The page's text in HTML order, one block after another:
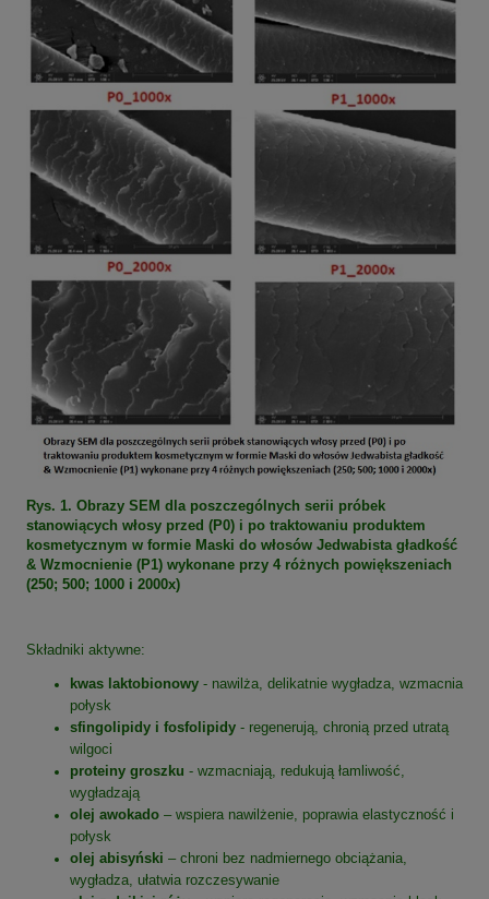
Rys. 1. Obrazy SEM dla poszczególnych serii próbek
stanowiących włosy przed (P0) i po traktowaniu produktem
kosmetycznym w formie Maski do włosów Jedwabista gładkość
& Wzmocnienie (P1) wykonane przy 4 różnych powiększeniach
(250; 500; 1000 i 2000x)
Składniki aktywne:
kwas laktobionowy - nawilża, delikatnie wygładza, wzmacnia
połysk
sfingolipidy i fosfolipidy - regenerują, chronią przed utratą
wilgoci
proteiny groszku - wzmacniają, redukują łamliwość,
wygładzają
olej awokado – wspiera nawilżenie, poprawia elastyczność i
połysk
olej abisyński – chroni bez nadmiernego obciążania,
wygładza, ułatwia rozczesywanie